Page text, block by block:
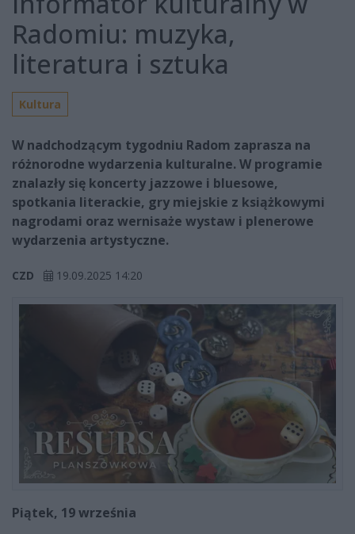
Radomiu: muzyka,
literatura i sztuka
Kultura
W nadchodzącym tygodniu Radom zaprasza na
różnorodne wydarzenia kulturalne. W programie
znalazły się koncerty jazzowe i bluesowe,
spotkania literackie, gry miejskie z książkowymi
nagrodami oraz wernisaże wystaw i plenerowe
wydarzenia artystyczne.
CZD 19.09.2025 14:20
Piątek, 19 września